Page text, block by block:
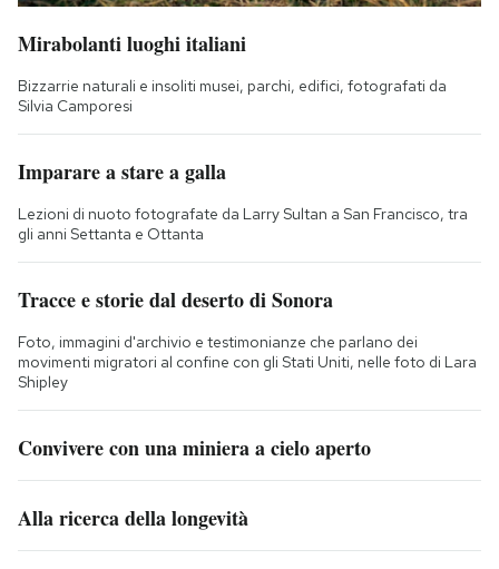
Mirabolanti luoghi italiani
Bizzarrie naturali e insoliti musei, parchi, edifici, fotografati da
Silvia Camporesi
Imparare a stare a galla
Lezioni di nuoto fotografate da Larry Sultan a San Francisco, tra
gli anni Settanta e Ottanta
Tracce e storie dal deserto di Sonora
Foto, immagini d'archivio e testimonianze che parlano dei
movimenti migratori al confine con gli Stati Uniti, nelle foto di Lara
Shipley
Convivere con una miniera a cielo aperto
Alla ricerca della longevità